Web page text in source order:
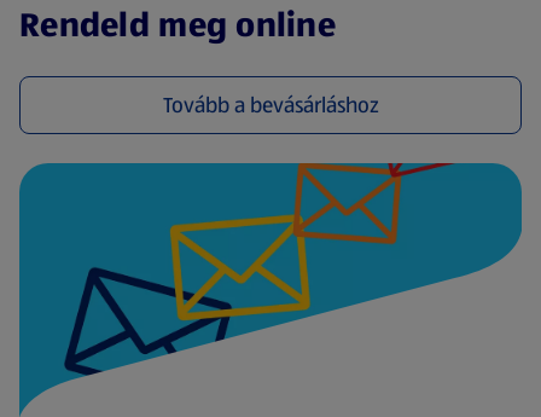
Rendeld meg online
Tovább a bevásárláshoz
(új oldalon nyílik meg)